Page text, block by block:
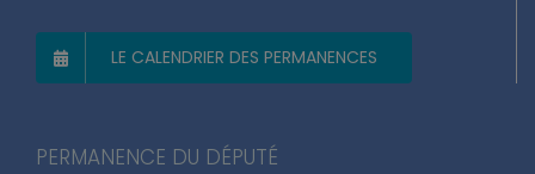
LE CALENDRIER DES PERMANENCES
PERMANENCE DU DÉPUTÉ